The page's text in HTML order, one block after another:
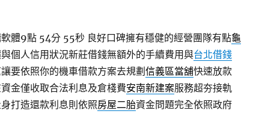
體9點 54分 55秒良好口碑擁有穩健的經營團隊有點龜
個人信用狀況新莊借錢無額外的手續費用與台北借錢
要依照你的機車借款方案去規劃信義區當舖快速放款
金僅收取合法利息及倉棧費安南新建案服務超夯接軌
打造還款利息則依照房屋二胎資金問題完全依照政府